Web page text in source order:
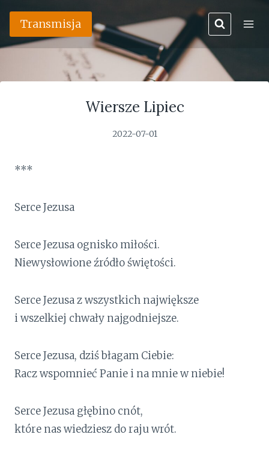
Przejdź
treści
Transmisja
Wiersze Lipiec
2022-07-01
***
Serce Jezusa
Serce Jezusa ognisko miłości.
Niewysłowione źródło świętości.
Serce Jezusa z wszystkich największe
i wszelkiej chwały najgodniejsze.
Serce Jezusa, dziś błagam Ciebie:
Racz wspomnieć Panie i na mnie w niebie!
Serce Jezusa głębino cnót,
które nas wiedziesz do raju wrót.